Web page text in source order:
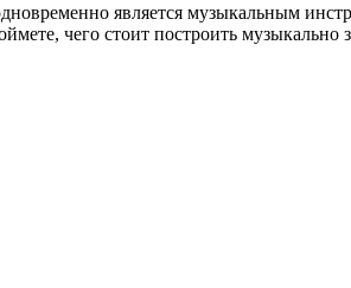
является музыкальным
чего стоит построить